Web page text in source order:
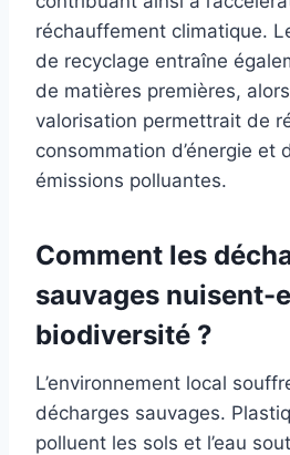
réchauffement climatique.
de recyclage entraîne
de matières premières,
valorisation permettrait de
consommation d’énergie et
émissions polluantes.
Comment les
sauvages nuisent-
biodiversité ?
L’environnement local
décharges sauvages.
polluent les sols et l’eau